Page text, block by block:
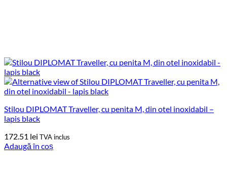
Stilou DIPLOMAT Traveller, cu penita M, din otel inoxidabil –
lapis black
172.51 lei TVA inclus
Adaugă în coș